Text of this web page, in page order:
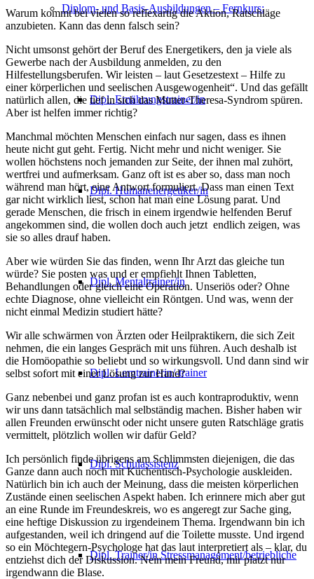
Diplom- und Basis-Ausbildungen – Fernkurs:
Dipl. Ernährungstrainer/in
Dipl. Humanenergetiker/in
Dipl. Mentaltrainer/in
Dipl. Lerntrainerin/-trainer
Dipl. Schulassistenz
Dipl. Trainer/in Stressmanagement/betriebliche
Warum kommt bei vielen so reflexartig die Aktion, Ratschläge
anzubieten. Kann das denn falsch sein?
Nicht umsonst gehört der Beruf des Energetikers, den ja viele als
Gewerbe nach der Ausbildung anmelden, zu den
Hilfestellungsberufen. Wir leisten – laut Gesetzestext – Hilfe zu
einer körperlichen und seelischen Ausgewogenheit“. Und das gefällt
natürlich allen, die tief in sich das Mutter-Theresa-Syndrom spüren.
Aber ist helfen immer richtig?
Manchmal möchten Menschen einfach nur sagen, dass es ihnen
heute nicht gut geht. Fertig. Nicht mehr und nicht weniger. Sie
wollen höchstens noch jemanden zur Seite, der ihnen mal zuhört,
wertfrei und aufmerksam. Ganz oft ist es aber so, dass man noch
während man hört, eine Antwort formuliert. Dass man einen Text
gar nicht wirklich liest, schon hat man eine Lösung parat. Und
gerade Menschen, die frisch in einem irgendwie helfenden Beruf
angekommen sind, die wollen doch auch jetzt endlich zeigen, was
sie so alles drauf haben.
Aber wie würden Sie das finden, wenn Ihr Arzt das gleiche tun
würde? Sie posten was und er empfiehlt Ihnen Tabletten,
Behandlungen oder gleich eine Operation. Unseriös oder? Ohne
echte Diagnose, ohne vielleicht ein Röntgen. Und was, wenn der
nicht einmal Medizin studiert hätte?
Wir alle schwärmen von Ärzten oder Heilpraktikern, die sich Zeit
nehmen, die ein langes Gespräch mit uns führen. Auch deshalb ist
die Homöopathie so beliebt und so wirkungsvoll. Und dann sind wir
selbst sofort mit einer Lösung zur Hand?
Ganz nebenbei und ganz profan ist es auch kontraproduktiv, wenn
wir uns dann tatsächlich mal selbständig machen. Bisher haben wir
allen Freunden erwünscht oder nicht unsere guten Ratschläge gratis
vermittelt, plötzlich wollen wir dafür Geld?
Ich persönlich finde übrigens am Schlimmsten diejenigen, die das
Ganze dann auch noch mit Küchentisch-Psychologie auskleiden.
Natürlich bin ich auch der Meinung, dass die meisten körperlichen
Zustände einen seelischen Aspekt haben. Ich erinnere mich aber gut
an eine Runde im Freundeskreis, wo es angeregt zur Sache ging,
eine heftige Diskussion zu irgendeinem Thema. Irgendwann bin ich
aufgestanden, weil ich dringend auf die Toilette musste. Und irgend
so ein Möchtegern-Psychologe hat das laut interpretiert als – klar, du
entziehst dich der Diskussion. Nein mein Freund, mir platzt nur
irgendwann die Blase.